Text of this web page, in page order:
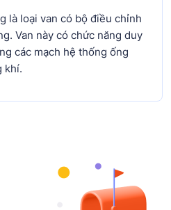
là loại van có bộ điều chỉnh
Van này có chức năng duy
các mạch hệ thống ống
khí.